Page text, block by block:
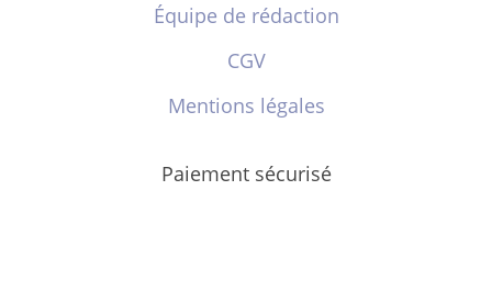
Équipe de rédaction
CGV
Mentions légales
Paiement sécurisé